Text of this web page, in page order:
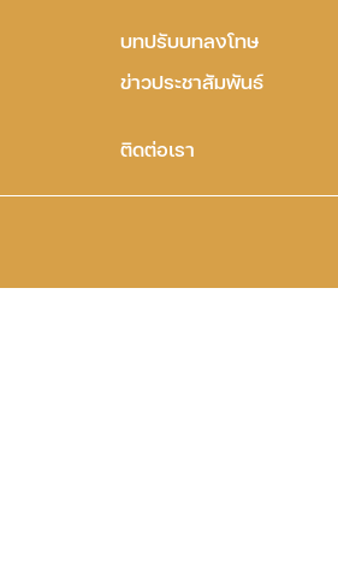
บทปรับบทลงโทษ
ข่าวประชาสัมพันธ์
ติดต่อเรา